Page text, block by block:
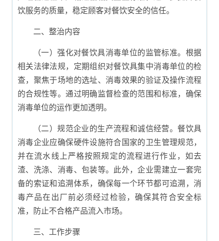
饮服务的质量，稳定顾客对餐饮安全的信任。
二、整治内容
（一）强化对餐饮具消毒单位的监管标准。根据
相关法律法规，定期组织对餐饮具集中消毒单位的检
查，聚焦于场地的选址、消毒效果的验证及操作流程
的合规性等。通过明确监督检查的范围和标准，确保
消毒单位的运作更加透明。
（二）规范企业的生产流程和诚信经营。餐饮具
消毒企业应确保硬件设施符合国家的卫生管理规范，
并在流水线上严格按照规定的流程进行作业，如去
渣、洗涤、消毒、包装等。此外，企业需建立一套完
备的索证和追溯体系，确保每一个环节都可追溯，消
毒产品在出厂前必须经过检验，确保其符合安全标
准，防止不合格产品流入市场。
三、工作步骤